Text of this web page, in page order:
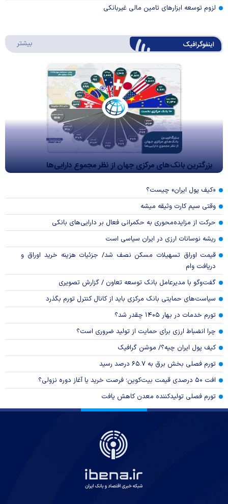
لزوم توسعه ابزارهای تامین مالی غیربانکی
اینفوگرافیک بیشتر
بزرگترین بانک‌های مرکزی جهان از نظر مجموع دارایی‌ها
«کیف پول ایران» چیست؟
وقتی سیم کارت وثیقه میشه
حرکت از مزایده‌محوری به حکمرانی فعال بر دارایی‌های بانکی
ریشه نوسانات ارزی در ایران سیاسی است
قیمت اوراق تسهیلات مسکن نصف شد/ جزئیات هزینه خرید اوراق و
دریافت وام
گفت‌وگو با مدیرعامل بانک توسعه تعاون / گزارش تصویری
سیاست‌های حمایتی بانک مرکزی باید از کانال کنترل تورم بگذرد
تورم خدمات در بهار ۱۴۰۵ چقدر شد؟
چرا انضباط ارزی برای حمایت از تولید ضروری است؟
کیف پول ایران چیه؟/ موشن گرافیک
تورم فصلی بخش برق به ۶۵.۷ درصد رسید
افت ۵۰ درصدی قیمت بیت‌کوین؛ فرصت خرید یا آغاز دوره نزولی؟
تورم فصلی تولیدکننده معدن کاهش یافت